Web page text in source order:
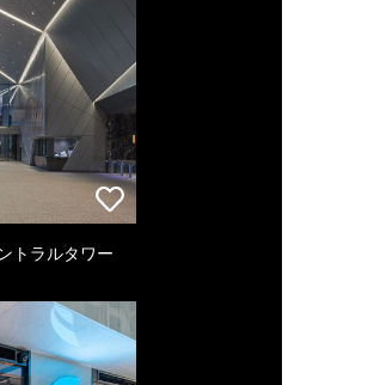
トラルタワー